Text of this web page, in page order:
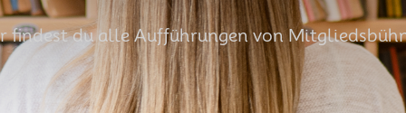
findest du alle Aufführungen von